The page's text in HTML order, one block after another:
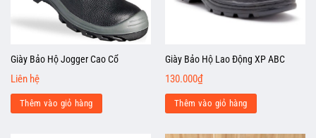
Giày Bảo Hộ Jogger Cao Cổ
Liên hệ
Thêm vào giỏ hàng
Giày Bảo Hộ Lao Động XP ABC
130.000₫
Thêm vào giỏ hàng